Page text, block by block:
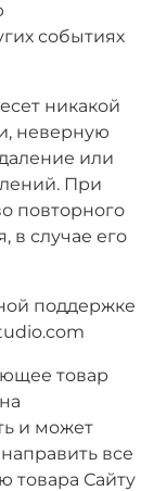
событиях
никакой
неверную
или
При
повторного
в случае его
поддержке
товар
и может
все
товара Сайту